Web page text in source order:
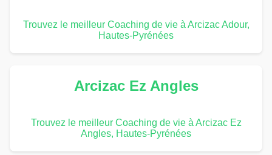
Trouvez le meilleur Coaching de vie à Arcizac Adour,
Hautes-Pyrénées
Arcizac Ez Angles
Trouvez le meilleur Coaching de vie à Arcizac Ez
Angles, Hautes-Pyrénées